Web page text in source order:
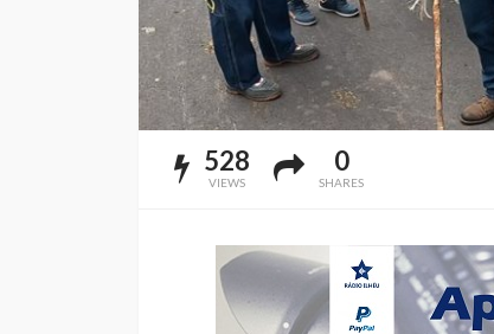
528
VIEWS
0
SHARES